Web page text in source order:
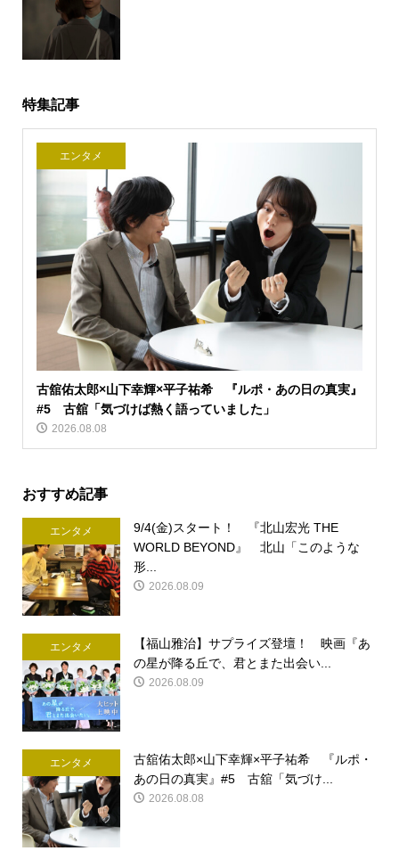
特集記事
エンタメ
古舘佑太郎×山下幸輝×平子祐希 『ルポ・あの日の真実』
#5 古舘「気づけば熱く語っていました」
2026.08.08
おすすめ記事
エンタメ
9/4(金)スタート！ 『北山宏光 THE
WORLD BEYOND』 北山「このような
形...
2026.08.09
エンタメ
【福山雅治】サプライズ登壇！ 映画『あ
の星が降る丘で、君とまた出会い...
2026.08.09
エンタメ
古舘佑太郎×山下幸輝×平子祐希 『ルポ・
あの日の真実』#5 古舘「気づけ...
2026.08.08